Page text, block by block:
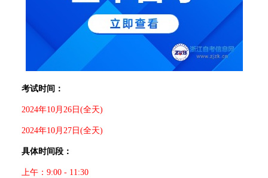
考试时间：
2024年10月26日(全天)
2024年10月27日(全天)
具体时间段：
上午：9:00 - 11:30